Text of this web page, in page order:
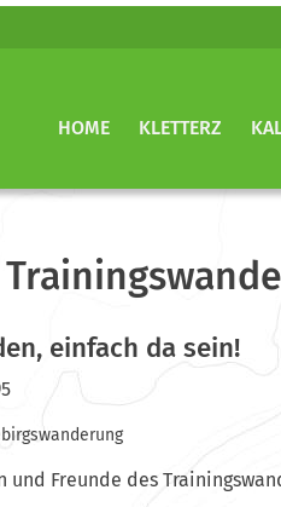
HOME KLETTERZ
einfach da sein!
und Freunde des